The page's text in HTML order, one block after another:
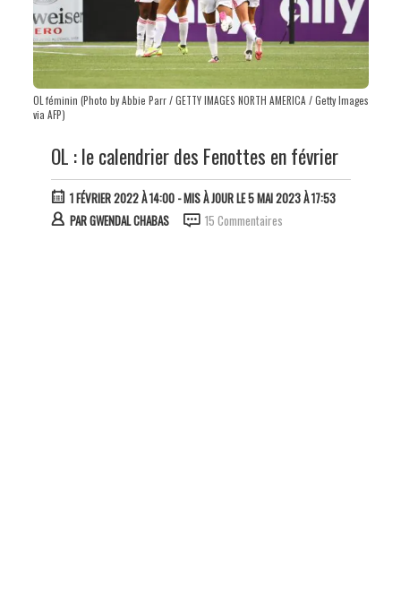
OL féminin (Photo by Abbie Parr / GETTY IMAGES NORTH AMERICA / Getty Images
via AFP)
OL : le calendrier des Fenottes en février
1 FÉVRIER 2022 À 14:00- MIS À JOUR LE 5 MAI 2023 À 17:53
PARGWENDAL CHABAS 15 Commentaires